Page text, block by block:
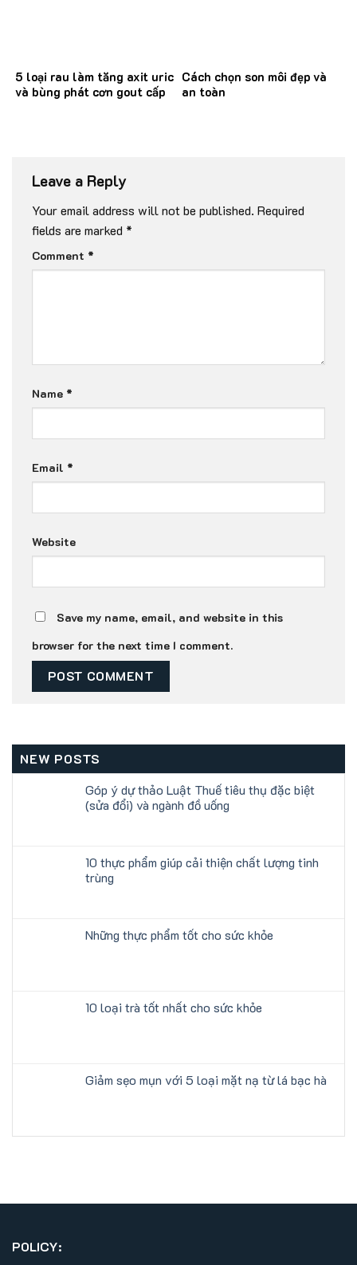
5 loại rau làm tăng axit uric
và bùng phát cơn gout cấp
Cách chọn son môi đẹp và
an toàn
Leave a Reply
Your email address will not be published. Required
fields are marked *
Comment *
Name *
Email *
Website
Save my name, email, and website in this
browser for the next time I comment.
NEW POSTS
Góp ý dự thảo Luật Thuế tiêu thụ đặc biệt
(sửa đổi) và ngành đồ uống
10 thực phẩm giúp cải thiện chất lượng tinh
trùng
Những thực phẩm tốt cho sức khỏe
10 loại trà tốt nhất cho sức khỏe
Giảm sẹo mụn với 5 loại mặt nạ từ lá bạc hà
POLICY: